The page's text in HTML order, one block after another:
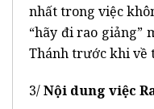
nhất trong việc
“hãy đi rao giảng”
Thánh trước khi về
3/Nội dung việc